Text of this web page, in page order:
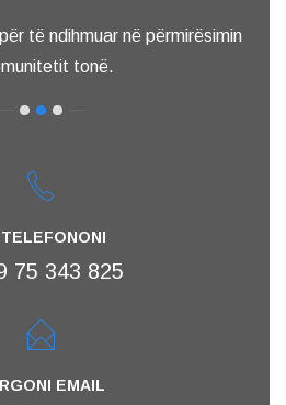
të ndihmuar në përmirësimin
tonë.
TELEFONONI
75 343 825
EMAIL